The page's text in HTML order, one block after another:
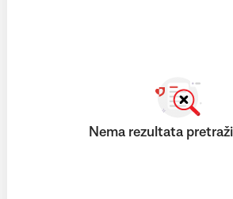
Nema rezultata